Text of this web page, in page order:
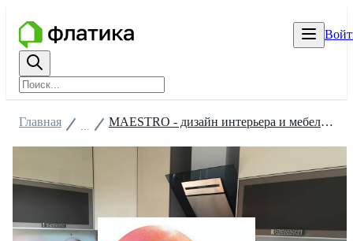
Главная MAESTRO - дизайн интерьера и мебель на заказ